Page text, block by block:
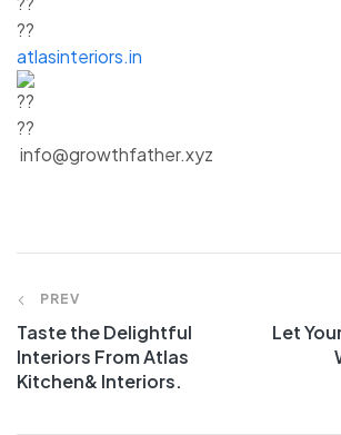
atlasinteriors.in
info@growthfather.xyz
PREV
Taste the Delightful
Interiors From Atlas
Kitchen& Interiors.
Let